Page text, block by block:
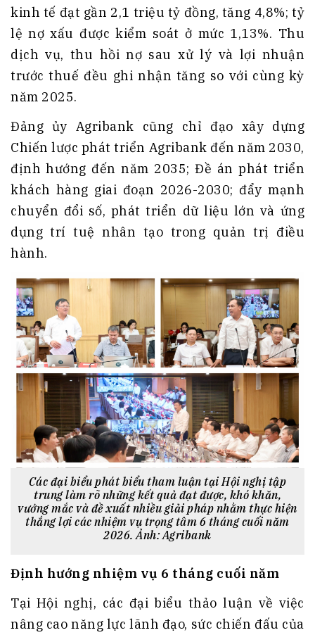
kinh tế đạt gần 2,1 triệu tỷ đồng, tăng 4,8%; tỷ
lệ nợ xấu được kiểm soát ở mức 1,13%. Thu
dịch vụ, thu hồi nợ sau xử lý và lợi nhuận
trước thuế đều ghi nhận tăng so với cùng kỳ
năm 2025.
Đảng ủy Agribank cũng chỉ đạo xây dựng
Chiến lược phát triển Agribank đến năm 2030,
định hướng đến năm 2035; Đề án phát triển
khách hàng giai đoạn 2026-2030; đẩy mạnh
chuyển đổi số, phát triển dữ liệu lớn và ứng
dụng trí tuệ nhân tạo trong quản trị điều
hành.
Các đại biểu phát biểu tham luận tại Hội nghị tập
trung làm rõ những kết quả đạt được, khó khăn,
vướng mắc và đề xuất nhiều giải pháp nhằm thực hiện
thắng lợi các nhiệm vụ trọng tâm 6 tháng cuối năm
2026. Ảnh: Agribank
Định hướng nhiệm vụ 6 tháng cuối năm
Tại Hội nghị, các đại biểu thảo luận về việc
nâng cao năng lực lãnh đạo, sức chiến đấu của